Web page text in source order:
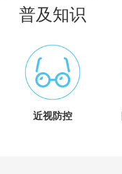
普及知识
近视防控